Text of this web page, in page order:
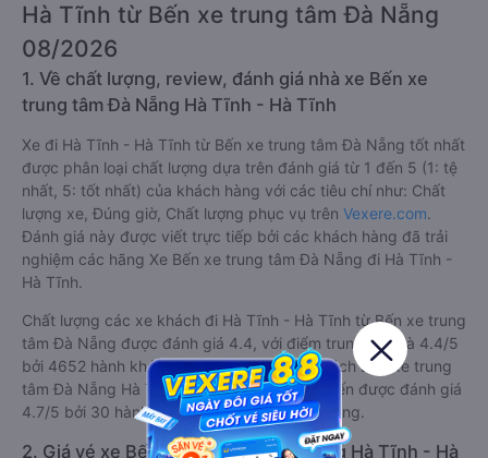
Hà Tĩnh từ Bến xe trung tâm Đà Nẵng
08/2026
1. Về chất lượng, review, đánh giá nhà xe Bến xe
trung tâm Đà Nẵng Hà Tĩnh - Hà Tĩnh
Xe đi Hà Tĩnh - Hà Tĩnh từ Bến xe trung tâm Đà Nẵng tốt nhất
được phân loại chất lượng dựa trên đánh giá từ 1 đến 5 (1: tệ
nhất, 5: tốt nhất) của khách hàng với các tiêu chí như: Chất
lượng xe, Đúng giờ, Chất lượng phục vụ trên Vexere.com.
Đánh giá này được viết trực tiếp bởi các khách hàng đã trải
nghiệm các hãng Xe Bến xe trung tâm Đà Nẵng đi Hà Tĩnh -
Hà Tĩnh.
Chất lượng các xe khách đi Hà Tĩnh - Hà Tĩnh từ Bến xe trung
tâm Đà Nẵng được đánh giá 4.4, với điểm trung bình là 4.4/5
bởi 4652 hành khách. Trong đó hãng xe khách Bến xe trung
tâm Đà Nẵng Hà Tĩnh - Hà Tĩnh tốt nhất tuyến được đánh giá
4.7/5 bởi 30 hành khách là nhà xe Thơm Phụng.
2. Giá vé xe Bến xe trung tâm Đà Nẵng Hà Tĩnh - Hà